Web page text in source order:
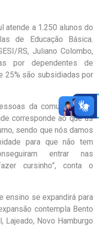
atende a 1.250 alunos do
de Educação Básica.
RS, Juliano Colombo,
por dependentes de
25% são subsidiadas por
da comunidade. O
corresponde ao que as
sendo que nós damos
para que não tem
entrar nas
cursinho”, conta o
ensino se expandirá para
contempla Bento
Lajeado, Novo Hamburgo